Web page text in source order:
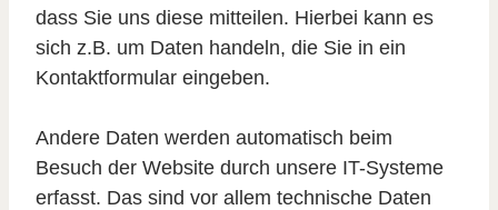
dass Sie uns diese mitteilen. Hierbei kann es
sich z.B. um Daten handeln, die Sie in ein
Kontaktformular eingeben.
Andere Daten werden automatisch beim
Besuch der Website durch unsere IT-Systeme
erfasst. Das sind vor allem technische Daten